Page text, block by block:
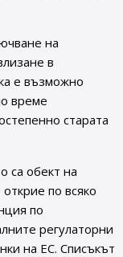
на
в
е възможно
време
старата
са обект на
по всяко
по
регулаторни
на ЕС. Списъкът